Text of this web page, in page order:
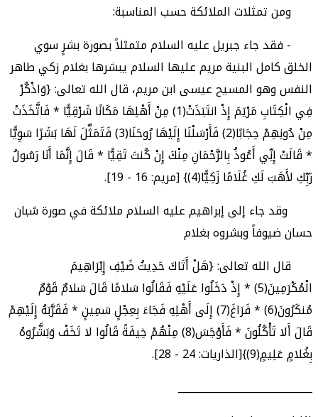
ومن تمثلات الملائكة حسب المناسبة:
- فقد جاء جبريل عليه السلام متمثلاً بصورة بشرٍ سوي
الخلق كامل البنية مريم عليها السلام يبشرها بغلام زكي طاهر
النفس وهو المسيح عيسى ابن مريم، قال الله تعالى: {وَاذْكُرْ
فِي الْكِتَابِ مَرْيَمَ إِذْ انتَبَذَتْ(1) مِنْ أَهْلِهَا مَكَانًا شَرْقِيًّا * فَاتَّخَذَتْ
مِنْ دُونِهِمْ حِجَابًا(2) فَأَرْسَلْنَا إِلَيْهَا رُوحَنَا(3) فَتَمَثَّلَ لَهَا بَشَرًا سَوِيًّا
* قَالَتْ إِنِّي أَعُوذُ بِالرَّحْمَانِ مِنْكَ إِنْ كُنتَ تَقِيًّا * قَالَ إِنَّمَا أَنَا رَسُولُ
رَبِّكِ لأَهَبَ لَكِ غُلَامًا زَكِيًّا(4)} [مريم: 16 - 19].
وقد جاء إلى إبراهيم عليه السلام ملائكة في صورة شبان
حسان ضيوفاً وبشروه بغلام
قال الله تعالى: {هَلْ أَتَاكَ حَدِيثُ ضَيْفِ إِبْرَاهِيمَ
الْمُكْرَمِينَ(5) * إِذْ دَخَلُوا عَلَيْهِ فَقَالُوا سَلامًا قَالَ سَلامٌ قَوْمٌ
مُنكَرُونَ(6) * فَرَاغَ(7) إِلَى أَهْلِهِ فَجَاءَ بِعِجْلٍ سَمِينٍ * فَقَرَّبَهُ إِلَيْهِمْ
قَالَ أَلا تَأْكُلُونَ * فَأَوْجَسَ(8) مِنْهُمْ خِيفَةً قَالُوا لا تَخَفْ وَبَشَّرُوهُ
بِغُلامٍ عَلِيمٍ(9)}[الذاريات: 24 - 28].
___________________________